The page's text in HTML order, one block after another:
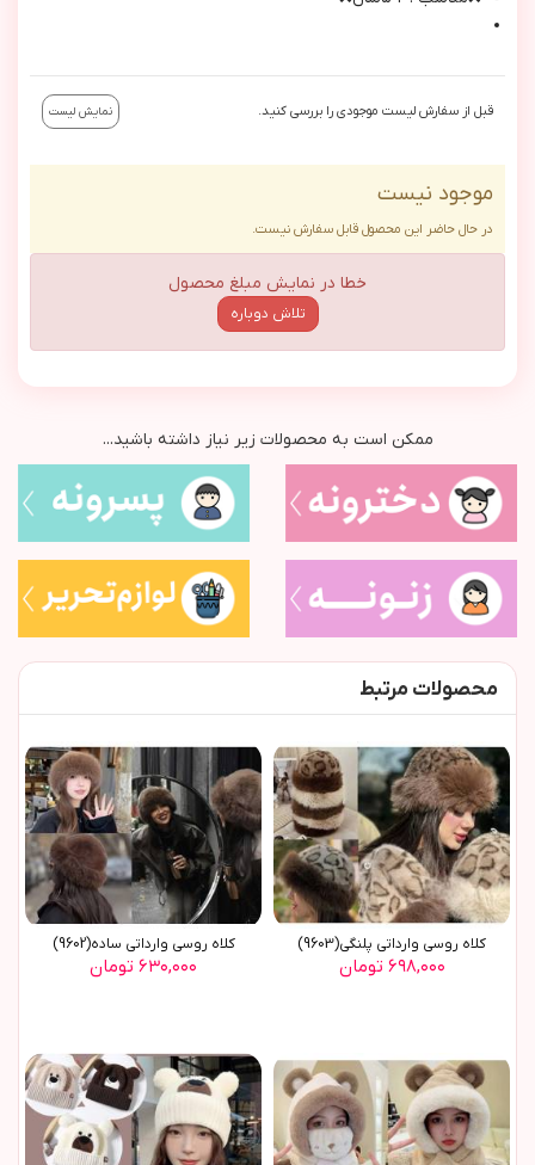
قبل از سفارش لیست موجودی را بررسی کنید. نمایش لیست
موجود نیست
در حال حاضر این محصول قابل سفارش نیست.
خطا در نمایش مبلغ محصول
تلاش دوباره
ممکن است به محصولات زیر نیاز داشته باشید...
محصولات مرتبط
کلاه روسي وارداتي پلنگي(9603)
۶۹۸,۰۰۰ تومان
کلاه روسي وارداتي ساده(9602)
۶۳۰,۰۰۰ تومان